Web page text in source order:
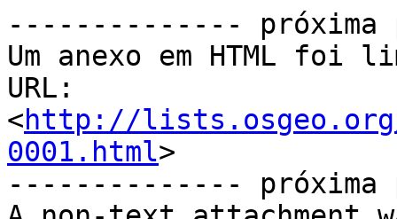
--------------
Um anexo em HTML foi
URL:
<http://lists.osgeo.org/
0001.html>
--------------